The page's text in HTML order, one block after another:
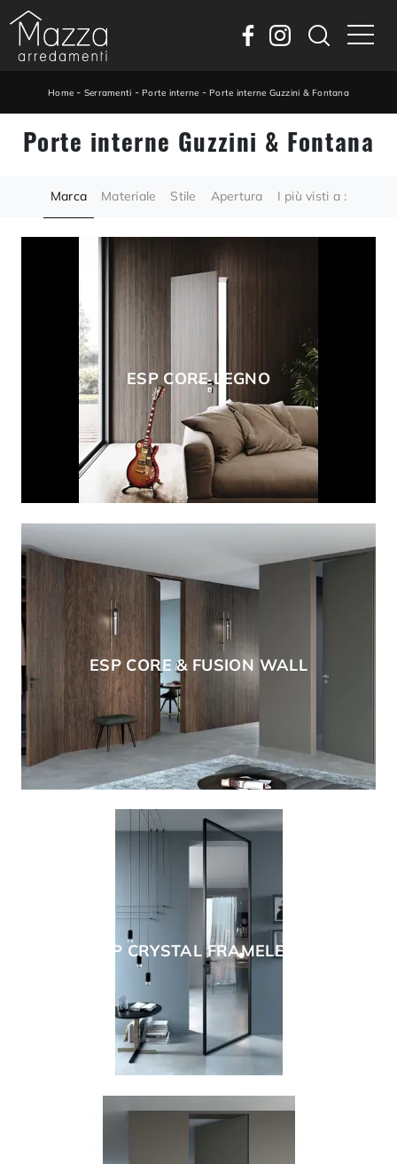
Home - Serramenti -Porte interne -Porte interne Guzzini & Fontana
Porte interne Guzzini & Fontana
Marca Materiale Stile Apertura I più visti a :
ESP CORE LEGNO
ESP CORE & FUSION WALL
ESP CRYSTAL FRAMELESS